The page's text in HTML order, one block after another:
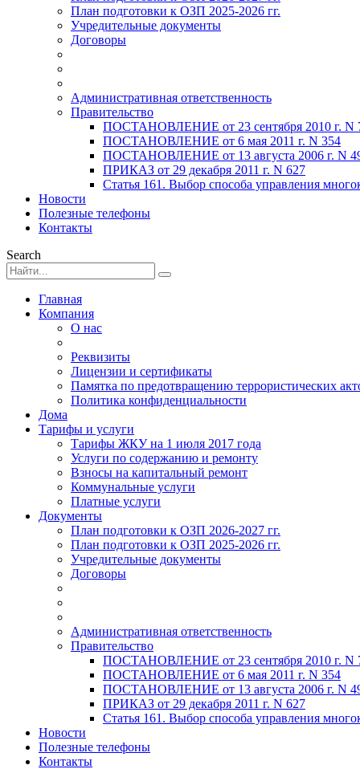
План подготовки к ОЗП 2025-2026 гг.
Учредительные документы
Договоры
Административная ответственность
Правительство
ПОСТАНОВЛЕНИЕ от 23 сентября 2010 г. N
ПОСТАНОВЛЕНИЕ от 6 мая 2011 г. N 354
ПОСТАНОВЛЕНИЕ от 13 августа 2006 г. N
ПРИКАЗ от 29 декабря 2011 г. N 627
Статья 161. Выбор способа управления
Новости
Полезные телефоны
Контакты
Search
Главная
Компания
О нас
Реквизиты
Лицензии и сертификаты
Памятка по предотвращению террористических
Политика конфиденциальности
Дома
Тарифы и услуги
Тарифы ЖКУ на 1 июля 2017 года
Услуги по содержанию и ремонту
Взносы на капитальный ремонт
Коммунальные услуги
Платные услуги
Документы
План подготовки к ОЗП 2026-2027 гг.
План подготовки к ОЗП 2025-2026 гг.
Учредительные документы
Договоры
Административная ответственность
Правительство
ПОСТАНОВЛЕНИЕ от 23 сентября 2010 г. N
ПОСТАНОВЛЕНИЕ от 6 мая 2011 г. N 354
ПОСТАНОВЛЕНИЕ от 13 августа 2006 г. N
ПРИКАЗ от 29 декабря 2011 г. N 627
Статья 161. Выбор способа управления
Новости
Полезные телефоны
Контакты